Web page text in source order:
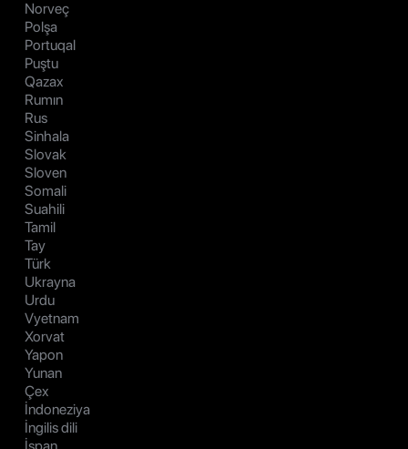
Norveç
Polşa
Portuqal
Puştu
Qazax
Rumın
Rus
Sinhala
Slovak
Sloven
Somali
Suahili
Tamil
Tay
Türk
Ukrayna
Urdu
Vyetnam
Xorvat
Yapon
Yunan
Çex
İndoneziya
İngilis dili